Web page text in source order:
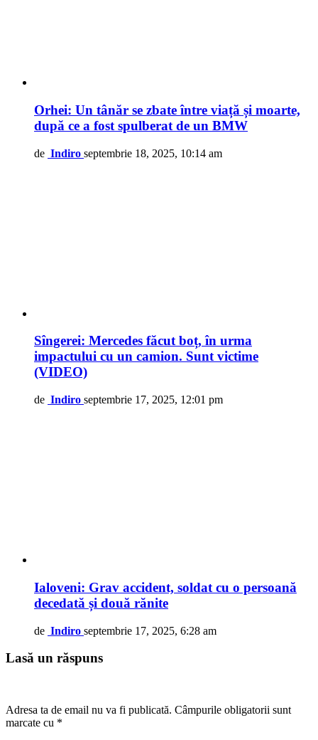
Orhei: Un tânăr se zbate între viață și moarte,
după ce a fost spulberat de un BMW
de Indiro septembrie 18, 2025, 10:14 am
Sîngerei: Mercedes făcut boț, în urma
impactului cu un camion. Sunt victime
(VIDEO)
de Indiro septembrie 17, 2025, 12:01 pm
Ialoveni: Grav accident, soldat cu o persoană
decedată și două rănite
de Indiro septembrie 17, 2025, 6:28 am
Lasă un răspuns
Adresa ta de email nu va fi publicată. Câmpurile obligatorii sunt
marcate cu *